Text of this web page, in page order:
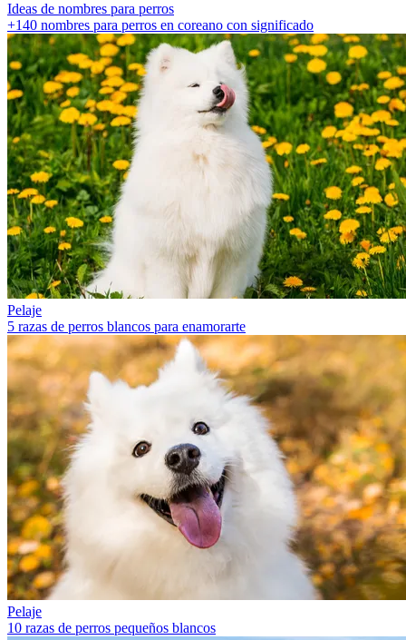
Ideas de nombres para perros
+140 nombres para perros en coreano con significado
Pelaje
5 razas de perros blancos para enamorarte
Pelaje
10 razas de perros pequeños blancos